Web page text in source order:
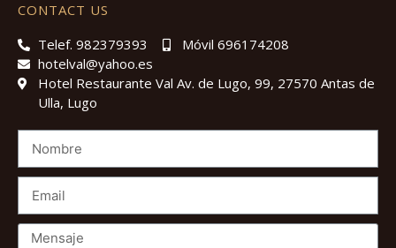
CONTACT US
Telef. 982379393
Móvil 696174208
hotelval@yahoo.es
Hotel Restaurante Val Av. de Lugo, 99, 27570 Antas de
Ulla, Lugo